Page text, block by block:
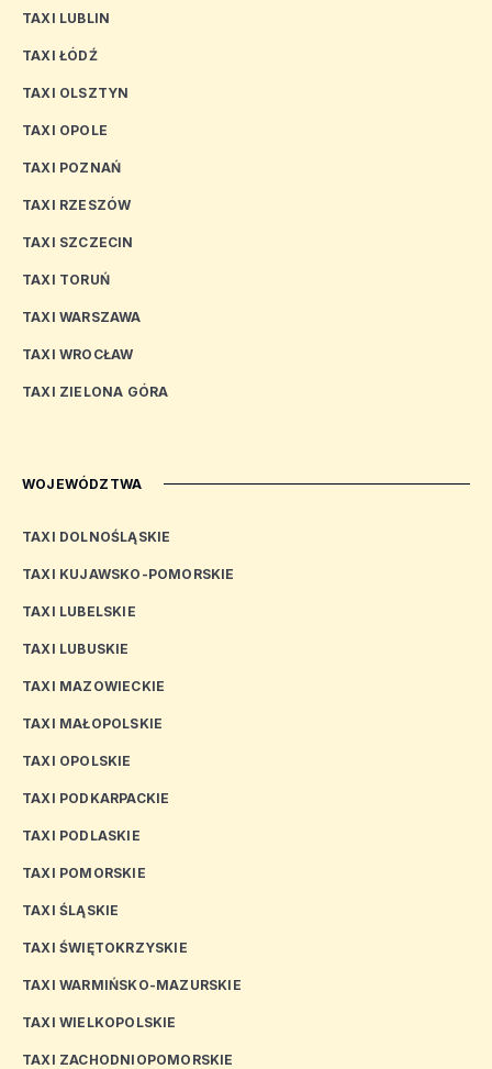
TAXI LUBLIN
TAXI ŁÓDŹ
TAXI OLSZTYN
TAXI OPOLE
TAXI POZNAŃ
TAXI RZESZÓW
TAXI SZCZECIN
TAXI TORUŃ
TAXI WARSZAWA
TAXI WROCŁAW
TAXI ZIELONA GÓRA
WOJEWÓDZTWA
TAXI DOLNOŚLĄSKIE
TAXI KUJAWSKO-POMORSKIE
TAXI LUBELSKIE
TAXI LUBUSKIE
TAXI MAZOWIECKIE
TAXI MAŁOPOLSKIE
TAXI OPOLSKIE
TAXI PODKARPACKIE
TAXI PODLASKIE
TAXI POMORSKIE
TAXI ŚLĄSKIE
TAXI ŚWIĘTOKRZYSKIE
TAXI WARMIŃSKO-MAZURSKIE
TAXI WIELKOPOLSKIE
TAXI ZACHODNIOPOMORSKIE